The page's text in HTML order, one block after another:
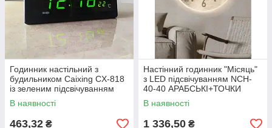
Годинник настільний з
будильником Caixing CX-818
із зеленим підсвічуванням
В наявності
463,32 ₴
Настінний годинник "Місяць"
з LED підсвічуванням NCH-
40-40 АРАБСЬКІ+ТОЧКИ
В наявності
1 336,50 ₴